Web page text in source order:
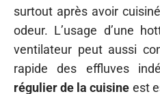
surtout après avoir
odeur. L’usage d’une
ventilateur peut aussi
rapide des effluves
régulier de la cuisine est